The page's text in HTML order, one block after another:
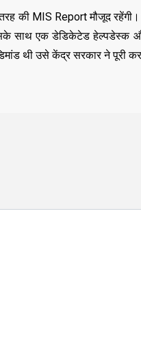
की MIS Report मौजूद
इसके साथ एक डेडिकेटेड हेल्पडेस्क
थी उसे केंद्र सरकार ने पूरी